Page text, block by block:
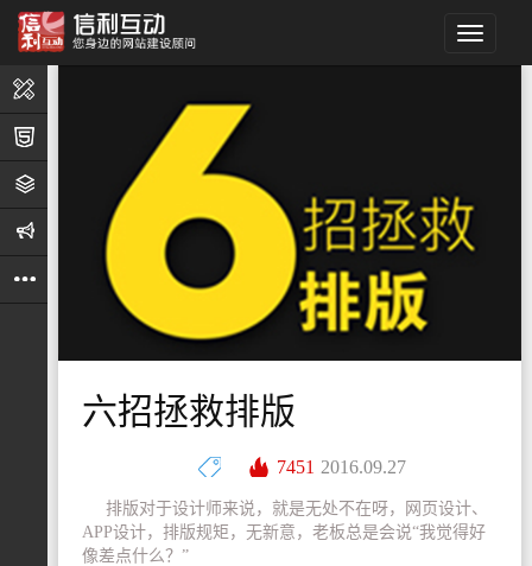
六招拯救排版
7451 2016.09.27
排版对于设计师来说，就是无处不在呀，网页设计、
APP设计，排版规矩，无新意，老板总是会说“我觉得好
像差点什么？”
设
计
h5
策
广
其